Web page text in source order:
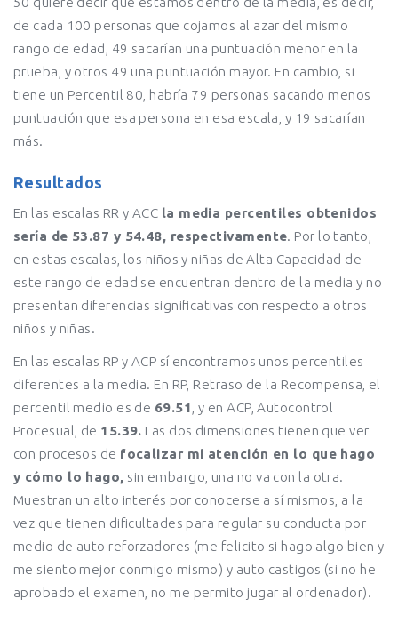
de cada 100 personas que cojamos al azar del mismo
rango de edad, 49 sacarían una puntuación menor en la
prueba, y otros 49 una puntuación mayor. En cambio, si
tiene un Percentil 80, habría 79 personas sacando menos
puntuación que esa persona en esa escala, y 19 sacarían
más.
Resultados
En las escalas RR y ACC la media percentiles obtenidos
sería de 53.87 y 54.48, respectivamente. Por lo tanto,
en estas escalas, los niños y niñas de Alta Capacidad de
este rango de edad se encuentran dentro de la media y no
presentan diferencias significativas con respecto a otros
niños y niñas.
En las escalas RP y ACP sí encontramos unos percentiles
diferentes a la media. En RP, Retraso de la Recompensa, el
percentil medio es de 69.51 , y en ACP, Autocontrol
Procesual, de 15.39. Las dos dimensiones tienen que ver
con procesos de focalizar mi atención en lo que hago
y cómo lo hago, sin embargo, una no va con la otra.
Muestran un alto interés por conocerse a sí mismos, a la
vez que tienen dificultades para regular su conducta por
medio de auto reforzadores (me felicito si hago algo bien y
me siento mejor conmigo mismo) y auto castigos (si no he
aprobado el examen, no me permito jugar al ordenador).